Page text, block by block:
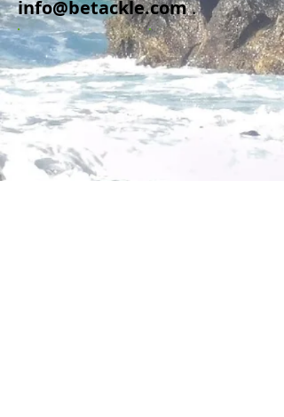
info@betackle.com.